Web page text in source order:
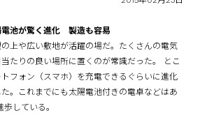
電池が驚く進化 製造も容易
上や広い敷地が活躍の場だ。たくさんの電気
たりの良い場所に置くのが常識だった。 とこ
フォン（スマホ）を充電できるぐらいに進化
。これまでにも太陽電池付きの電卓などはあ
歩している。